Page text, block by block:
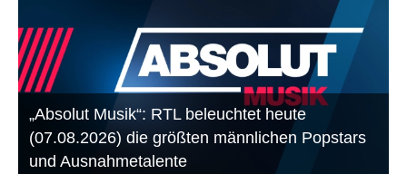
„Absolut Musik“: RTL beleuchtet heute
(07.08.2026) die größten männlichen Popstars
und Ausnahmetalente